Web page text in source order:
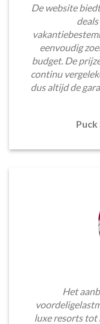
De website
eenvoudig
budget. De
continu
dus altijd de
Puck
Het
luxe resorts tot